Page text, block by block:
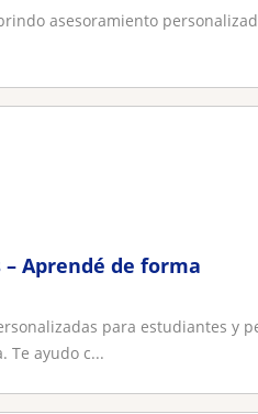
asesoramiento
– Aprendé de forma
para estudiantes y
Te ayudo c...